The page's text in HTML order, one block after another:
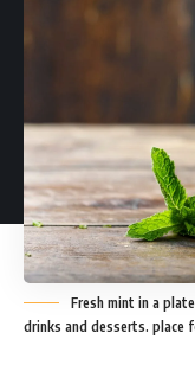
Fresh mint in a
drinks and desserts. place